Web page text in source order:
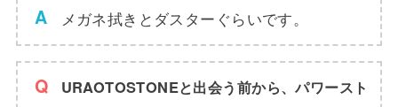
メガネ拭きとダスターぐらいです。
URAOTOSTONEと出会う前から、パワースト